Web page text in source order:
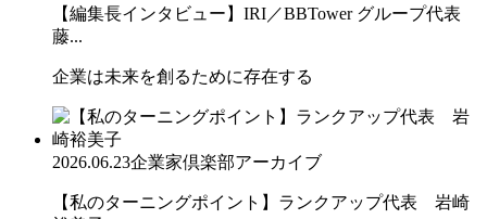
【編集長インタビュー】IRI／BBTower グループ代表
藤...
企業は未来を創るために存在する
2026.06.23企業家倶楽部アーカイブ
【私のターニングポイント】ランクアップ代表 岩崎